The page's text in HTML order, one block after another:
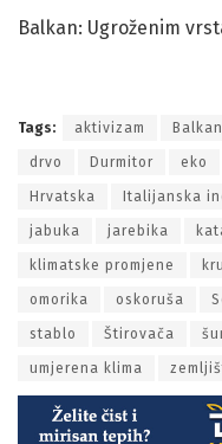
Balkan: Ugroženim
Tags: aktivizam Balkan
drvo Durmitor eko
Hrvatska Italijanska
jabuka jarebika
klimatske promjene
omorika oskoruša
stablo Štirovača
umjerena klima